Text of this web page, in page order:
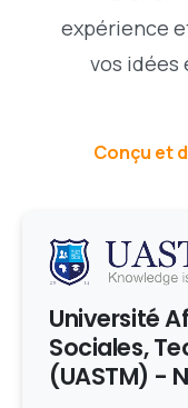
expérience
vos idées
Conçu et
Université
Sociales,
(UASTM) -